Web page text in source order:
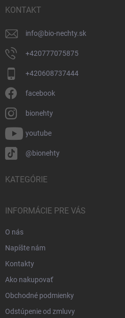
KONTAKT
info@bio-nechty.sk
+420777075875
+420608737444
facebook
bionehty
youtube
@bionehty
KATEGÓRIE
INFORMÁCIE PRE VÁS
O nás
Napíšte nám
Kontakty
Ako nakupovať
Obchodné podmienky
Odstúpenie od zmluvy